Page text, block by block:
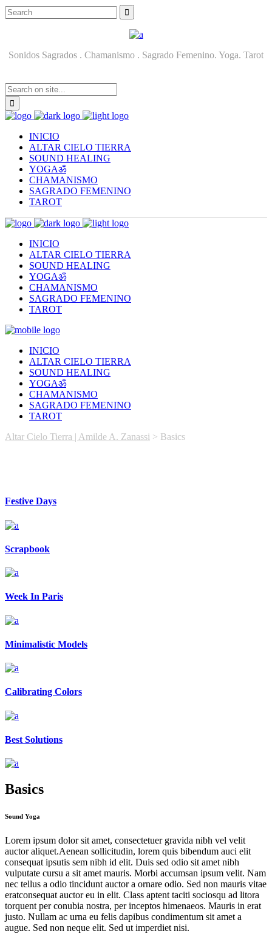
Sonidos Sagrados . Chamanismo . Sagrado Femenino. Yoga. Tarot
INICIO
ALTAR CIELO TIERRA
SOUND HEALING
YOGAॐ
CHAMANISMO
SAGRADO FEMENINO
TAROT
INICIO
ALTAR CIELO TIERRA
SOUND HEALING
YOGAॐ
CHAMANISMO
SAGRADO FEMENINO
TAROT
INICIO
ALTAR CIELO TIERRA
SOUND HEALING
YOGAॐ
CHAMANISMO
SAGRADO FEMENINO
TAROT
Altar Cielo Tierra | Amilde A. Zanassi > Basics
Festive Days
Scrapbook
Week In Paris
Minimalistic Models
Calibrating Colors
Best Solutions
Basics
Sound Yoga
Lorem ipsum dolor sit amet, consectetuer gravida nibh vel velit
auctor aliquet.Aenean sollicitudin, lorem quis bibendum auci elit
consequat ipsutis sem nibh id elit. Duis sed odio sit amet nibh
vulputate cursu a sit amet mauris. Morbi accumsan ipsum velit. Nam
nec tellus a odio tincidunt auctor a ornare odio. Sed non mauris vitae
eratconsequat auctor eu in elit. Class aptent taciti sociosqu ad litora
torquent per conubia nostra, per inceptos himenaeos. Mauris in erat
justo. Nullam ac urna eu felis dapibus condimentum sit amet a
augue. Sed non neque elit. Sed ut imperdiet nisi.